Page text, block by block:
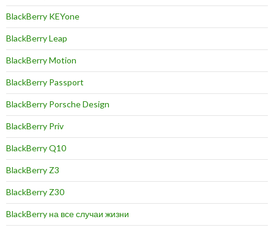
BlackBerry KEYone
BlackBerry Leap
BlackBerry Motion
BlackBerry Passport
BlackBerry Porsche Design
BlackBerry Priv
BlackBerry Q10
BlackBerry Z3
BlackBerry Z30
BlackBerry на все случаи жизни